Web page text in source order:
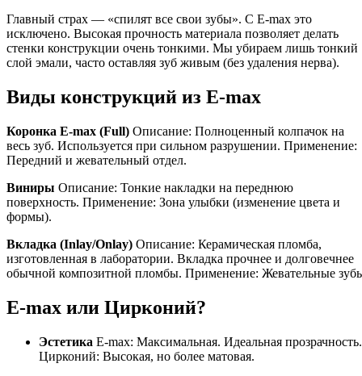
Главный страх — «спилят все свои зубы». С E-max это
исключено. Высокая прочность материала позволяет делать
стенки конструкции очень тонкими. Мы убираем лишь тонкий
слой эмали, часто оставляя зуб живым (без удаления нерва).
Виды конструкций из E-max
Коронка E-max (Full) Описание: Полноценный колпачок на
весь зуб. Используется при сильном разрушении. Применение:
Передний и жевательный отдел.
Виниры Описание: Тонкие накладки на переднюю
поверхность. Применение: Зона улыбки (изменение цвета и
формы).
Вкладка (Inlay/Onlay) Описание: Керамическая пломба,
изготовленная в лаборатории. Вкладка прочнее и долговечнее
обычной композитной пломбы. Применение: Жевательные
E-max или Цирконий?
Эстетика E-max: Максимальная. Идеальная прозрачность.
Цирконий: Высокая, но более матовая.